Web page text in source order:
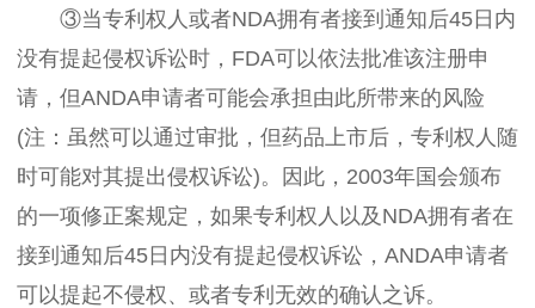
③当专利权人或者NDA拥有者接到通知后45日内
没有提起侵权诉讼时，FDA可以依法批准该注册申
请，但ANDA申请者可能会承担由此所带来的风险
(注：虽然可以通过审批，但药品上市后，专利权人随
时可能对其提出侵权诉讼)。因此，2003年国会颁布
的一项修正案规定，如果专利权人以及NDA拥有者在
接到通知后45日内没有提起侵权诉讼，ANDA申请者
可以提起不侵权、或者专利无效的确认之诉。